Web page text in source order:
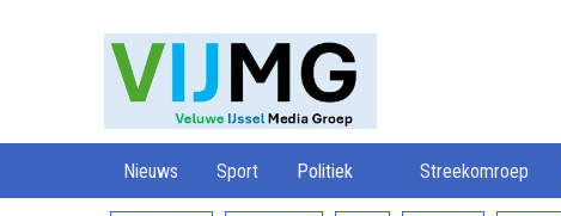
Nieuws Sport Politiek Streekomroep